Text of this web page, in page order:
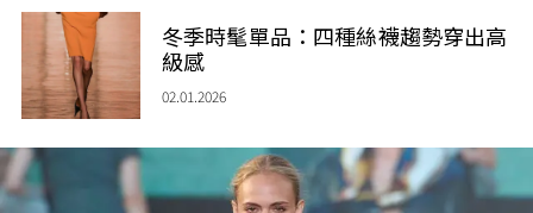
冬季時髦單品：四種絲襪趨勢穿出高
級感
02.01.2026